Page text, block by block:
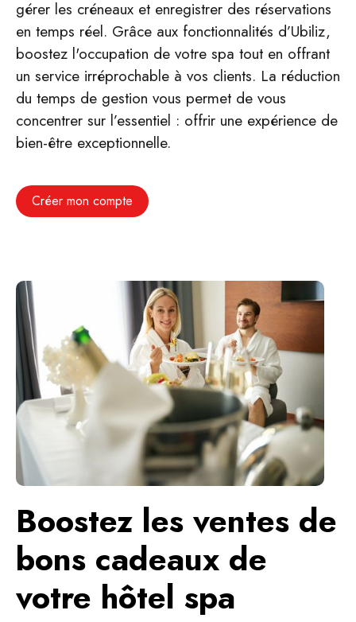
gérer les créneaux et enregistrer des réservations
en temps réel. Grâce aux fonctionnalités d’Ubiliz,
boostez l'occupation de votre spa tout en offrant
un service irréprochable à vos clients. La réduction
du temps de gestion vous permet de vous
concentrer sur l’essentiel : offrir une expérience de
bien-être exceptionnelle.
Créer mon compte
Boostez les ventes de
bons cadeaux de
votre hôtel spa